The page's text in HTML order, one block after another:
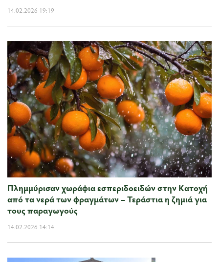
14.02.2026 19:19
Πλημμύρισαν χωράφια εσπεριδοειδών στην Κατοχή
από τα νερά των φραγμάτων – Τεράστια η ζημιά για
τους παραγωγούς
14.02.2026 14:14